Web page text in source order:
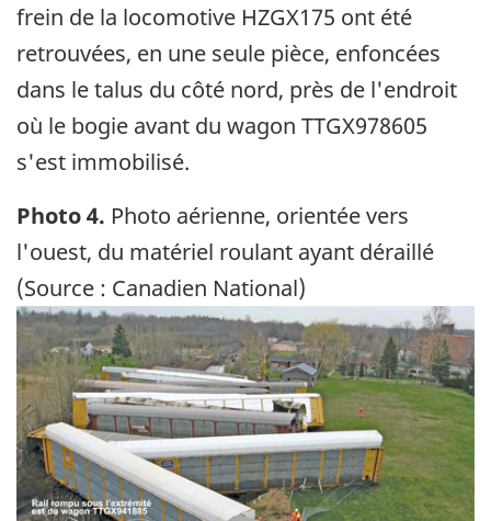
frein de la locomotive HZGX175 ont été
retrouvées, en une seule pièce, enfoncées
dans le talus du côté nord, près de l'endroit
où le bogie avant du wagon TTGX978605
s'est immobilisé.
Photo 4. Photo aérienne, orientée vers
l'ouest, du matériel roulant ayant déraillé
(Source : Canadien National)
Image